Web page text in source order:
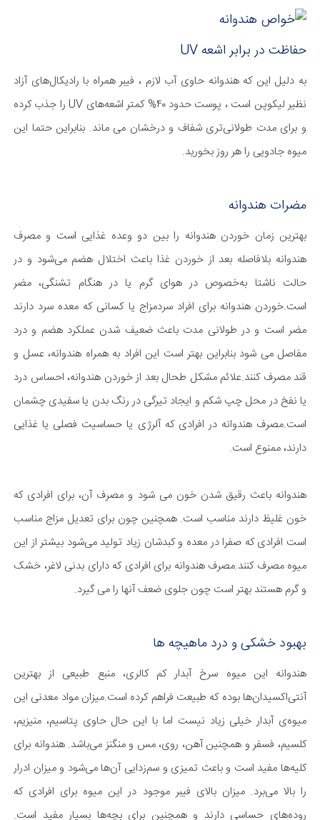
حفاظت در برابر اشعه UV
به دلیل این که هندوانه حاوی آب لازم ، فیبر همراه با رادیکال‌های آزاد
نظیر لیکوپن است ، پوست حدود ۴۰% کمتر اشعه‌های UV را جذب کرده
و برای مدت طولانی‌تری شفاف و درخشان می ماند. بنابراین حتما این
میوه جادویی را هر روز بخورید.
مضرات هندوانه
بهترین زمان خوردن هندوانه را بین دو وعده غذایی است و مصرف
هندوانه بلافاصله بعد از خوردن غذا باعث اختلال هضم می‌شود و در
حالت ناشتا به‌خصوص در هوای گرم یا در هنگام تشنگی، مضر
است.خوردن هندوانه برای افراد سردمزاج یا کسانی که معده سرد دارند
مضر است و در طولانی مدت باعث ضعیف شدن عملکرد هضم و درد
مفاصل می شود بنابراین بهتر است این افراد به همراه هندوانه، عسل و
قند مصرف کنند.علائم مشکل طحال بعد از خوردن هندوانه، احساس درد
یا نفخ در محل چپ شکم و ایجاد تیرگی در رنگ بدن یا سفیدی چشمان
است.مصرف هندوانه در افرادی که آلرژی یا حساسیت فصلی یا غذایی
دارند، ممنوع است.
هندوانه باعث رقیق شدن خون می شود و مصرف آن، برای افرادی که
خون غلیظ دارند مناسب است. همچنین چون برای تعدیل مزاج مناسب
است افرادی که صفرا در معده و کبدشان زیاد تولید می‌شود بیشتر از این
میوه مصرف کنند.مصرف هندوانه برای افرادی که دارای بدنی لاغر، خشک
و گرم هستند بهتر است چون جلوی ضعف آنها را می گیرد.
بهبود خشکی و درد ماهیچه ها
هندوانه این میوه‌ سرخ آبدار کم کالری، منبع طبیعی از بهترین
آنتی‌‌اکسیدان‌ها بوده که طبیعت فراهم کرده است.میزان مواد معدنی این
میوه‌ی آبدار خیلی زیاد نیست اما با این حال حاوی پتاسیم، منیزیم،
کلسیم، فسفر و همچنین آهن، روی، مس و منگنز می‌باشد. هندوانه برای
کلیه‌ها مفید است و باعث تمیزی و سم‌زدایی آن‌ها می‌شود و میزان ادرار
را بالا می‌برد. میزان بالای فیبر موجود در این میوه برای افرادی که
روده‌های حساسی دارند و همچنین برای بچه‌ها بسیار مفید است.